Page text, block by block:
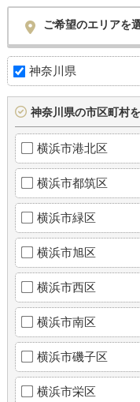
ご希望のエリアを
神奈川県
神奈川県の市区町村
横浜市港北区
横浜市都筑区
横浜市緑区
横浜市旭区
横浜市西区
横浜市南区
横浜市磯子区
横浜市栄区